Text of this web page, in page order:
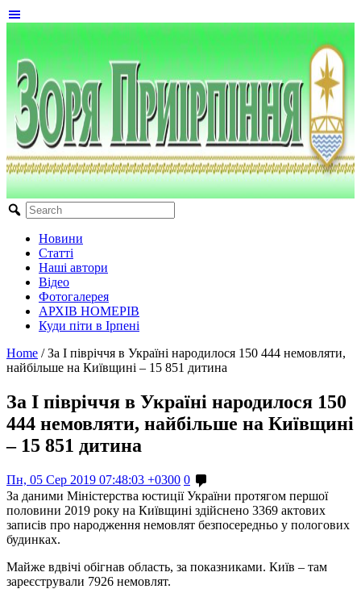
Новини
Статті
Наші автори
Відео
Фотогалерея
АРХІВ НОМЕРІВ
Куди піти в Ірпені
Home / За І півріччя в Україні народилося 150 444 немовляти,
найбільше на Київщині – 15 851 дитина
За І півріччя в Україні народилося 150
444 немовляти, найбільше на Київщині
– 15 851 дитина
Пн, 05 Сер 2019 07:48:03 +0300 0
За даними Міністерства юстиції України протягом першої
половини 2019 року на Київщині здійснено 3369 актових
записів про народження немовлят безпосередньо у пологових
будинках.
Майже вдвічі обігнав область, за показниками. Київ – там
зареєстрували 7926 немовлят.